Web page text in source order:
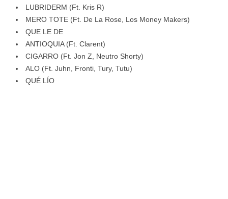
LUBRIDERM (Ft. Kris R)
MERO TOTE (Ft. De La Rose, Los Money Makers)
QUE LE DE
ANTIOQUIA (Ft. Clarent)
CIGARRO (Ft. Jon Z, Neutro Shorty)
ALO (Ft. Juhn, Fronti, Tury, Tutu)
QUÉ LÍO